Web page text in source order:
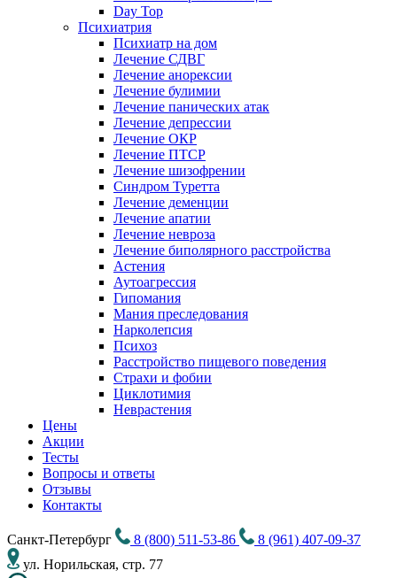
Day Top
Психиатрия
Психиатр на дом
Лечение СДВГ
Лечение анорексии
Лечение булимии
Лечение панических атак
Лечение депрессии
Лечение ОКР
Лечение ПТСР
Лечение шизофрении
Синдром Туретта
Лечение деменции
Лечение апатии
Лечение невроза
Лечение биполярного расстройства
Астения
Аутоагрессия
Гипомания
Мания преследования
Нарколепсия
Психоз
Расстройство пищевого поведения
Cтрахи и фобии
Циклотимия
Неврастения
Цены
Акции
Тесты
Вопросы и ответы
Отзывы
Контакты
Санкт-Петербург 8 (800) 511-53-86
8 (961) 407-09-37
ул. Норильская, стр. 77